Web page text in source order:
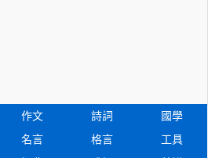
作文 詩詞
國學
名言 格言
工具